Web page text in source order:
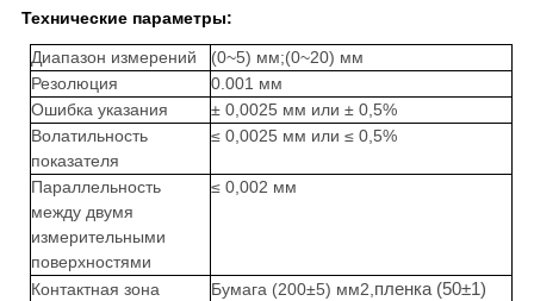
Технические параметры:
Диапазон измерений (0~5) мм;(0~20) мм
Резолюция
0.001 мм
Ошибка указания
± 0,0025 мм или ± 0,5%
Волатильность
показателя
≤ 0,0025 мм или ≤ 0,5%
Параллельность
между двумя
измерительными
поверхностями
≤ 0,002 мм
Контактная зона Бумага (200±5) мм2,пленка (50±1)